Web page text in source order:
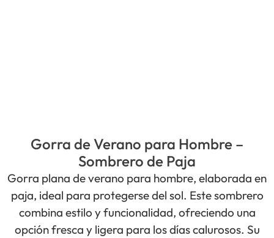
Gorra de Verano para Hombre –
Sombrero de Paja
Gorra plana de verano para hombre, elaborada en
paja, ideal para protegerse del sol. Este sombrero
combina estilo y funcionalidad, ofreciendo una
opción fresca y ligera para los días calurosos. Su